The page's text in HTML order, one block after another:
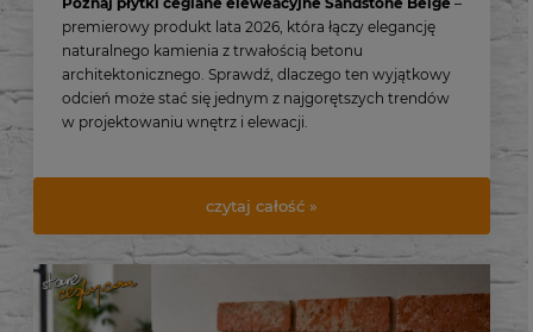
estetyka piaskowca i nowoczesny format LONG 44 cm.
Poznaj płytki ceglane eleweacyjne Sandstone Beige
premierowy produkt lata 2026, która łączy elegancję
naturalnego kamienia z trwałością betonu
architektonicznego. Sprawdź, dlaczego ten wyjątkowy
odcień może stać się jednym z najgorętszych trendów
czytaj całość »